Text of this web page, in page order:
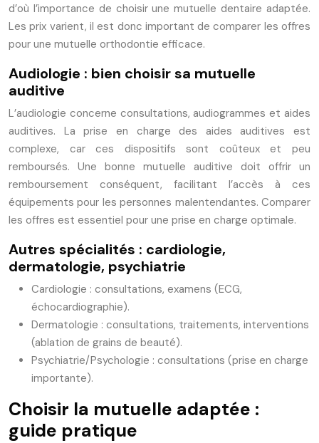
d’où l’importance de choisir une mutuelle dentaire adaptée.
Les prix varient, il est donc important de comparer les offres
pour une mutuelle orthodontie efficace.
Audiologie : bien choisir sa mutuelle
auditive
L’audiologie concerne consultations, audiogrammes et aides
auditives. La prise en charge des aides auditives est
complexe, car ces dispositifs sont coûteux et peu
remboursés. Une bonne mutuelle auditive doit offrir un
remboursement conséquent, facilitant l’accès à ces
équipements pour les personnes malentendantes. Comparer
les offres est essentiel pour une prise en charge optimale.
Autres spécialités : cardiologie,
dermatologie, psychiatrie
Cardiologie : consultations, examens (ECG,
échocardiographie).
Dermatologie : consultations, traitements, interventions
(ablation de grains de beauté).
Psychiatrie/Psychologie : consultations (prise en charge
importante).
Choisir la mutuelle adaptée :
guide pratique